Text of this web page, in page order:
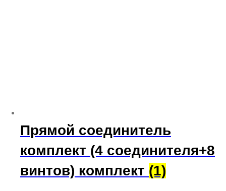
Прямой соединитель
комплект (4 соединителя+8
винтов) комплект (1)